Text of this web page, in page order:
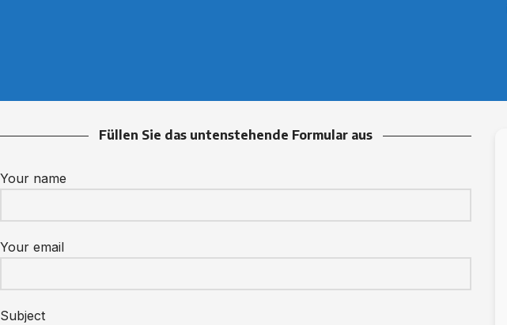
Füllen Sie das untenstehende Formular aus
Your name
Your email
Subject